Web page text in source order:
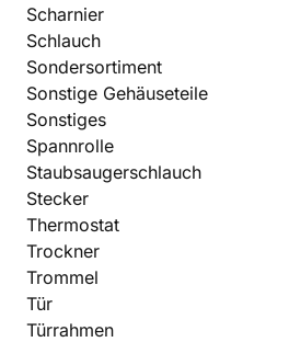
Scharnier
Schlauch
Sondersortiment
Sonstige Gehäuseteile
Sonstiges
Spannrolle
Staubsaugerschlauch
Stecker
Thermostat
Trockner
Trommel
Tür
Türrahmen